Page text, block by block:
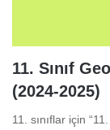
11. Sınıf
(2024-2025)
11. sınıflar için